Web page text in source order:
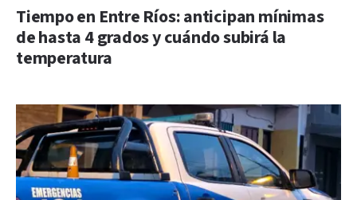
Tiempo en Entre Ríos: anticipan mínimas
de hasta 4 grados y cuándo subirá la
temperatura